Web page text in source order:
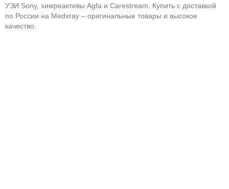
УЗИ Sony, химреактивы Agfa и Carestream. Купить с доставкой
по России на Medxray – оригинальные товары и высокое
качество.